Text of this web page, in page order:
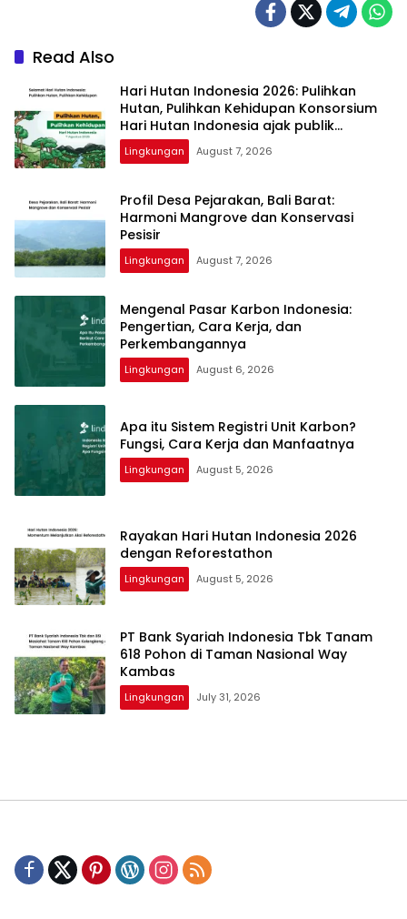
Read Also
Hari Hutan Indonesia 2026: Pulihkan
Hutan, Pulihkan Kehidupan Konsorsium
Hari Hutan Indonesia ajak publik
#AmbilPeranUntukHutan
Lingkungan August 7, 2026
Profil Desa Pejarakan, Bali Barat:
Harmoni Mangrove dan Konservasi
Pesisir
Lingkungan August 7, 2026
Mengenal Pasar Karbon Indonesia:
Pengertian, Cara Kerja, dan
Perkembangannya
Lingkungan August 6, 2026
Apa itu Sistem Registri Unit Karbon?
Fungsi, Cara Kerja dan Manfaatnya
Lingkungan August 5, 2026
Rayakan Hari Hutan Indonesia 2026
dengan Reforestathon
Lingkungan August 5, 2026
PT Bank Syariah Indonesia Tbk Tanam
618 Pohon di Taman Nasional Way
Kambas
Lingkungan July 31, 2026